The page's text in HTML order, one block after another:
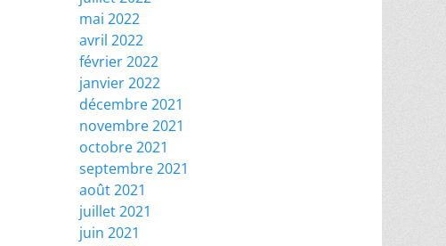
mai 2022
avril 2022
février 2022
janvier 2022
décembre 2021
novembre 2021
octobre 2021
septembre 2021
août 2021
juillet 2021
juin 2021